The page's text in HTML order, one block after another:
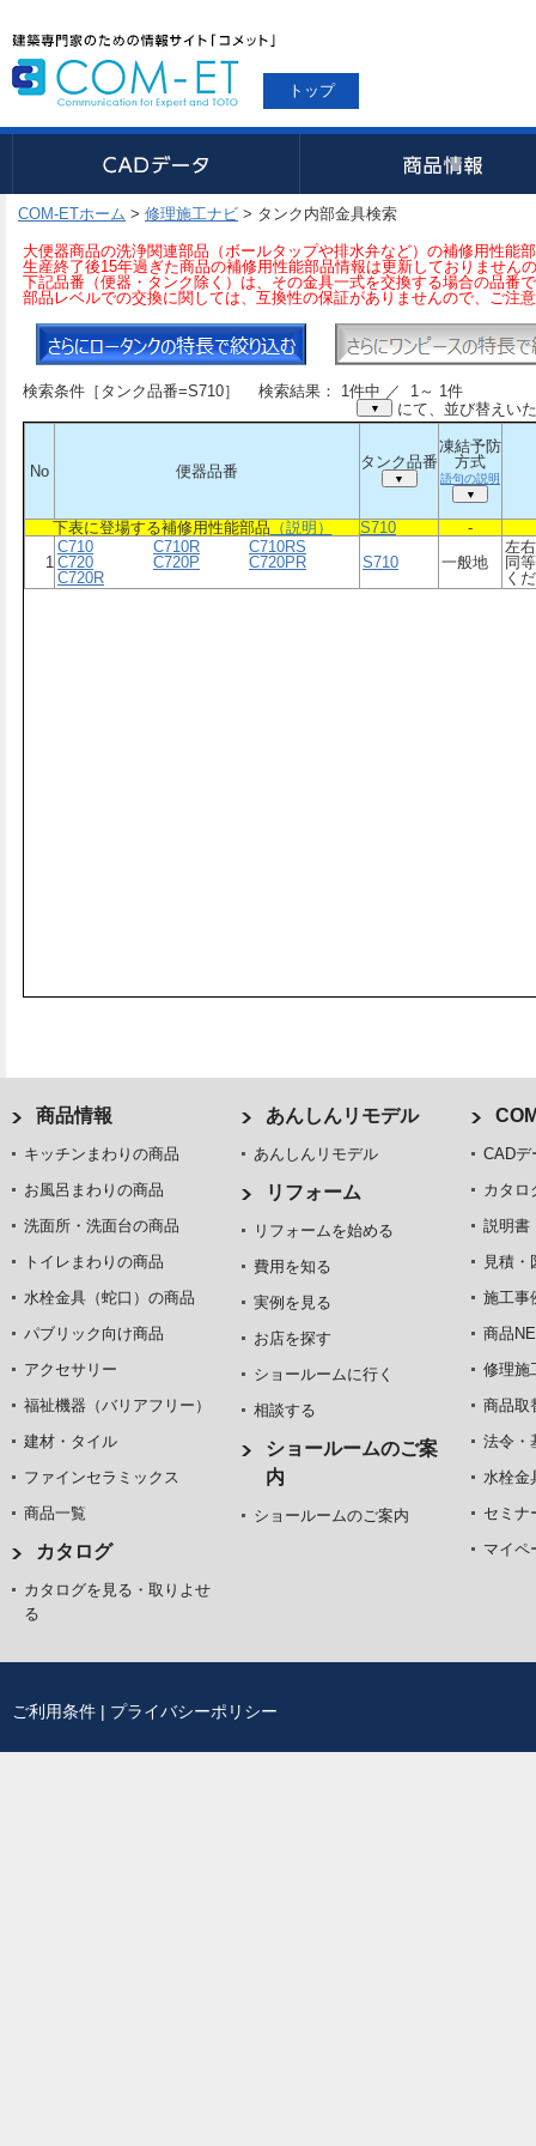
トップ
COM-ETホーム > 修理施工ナビ > タンク内部金具検索
大便器商品の洗浄関連部品（ボールタップや排水弁など）の補修用性能
生産終了後15年過ぎた商品の補修用性能部品情報は更新しておりません
下記品番（便器・タンク除く）は、その金具一式を交換する場合の品番
部品レベルでの交換に関しては、互換性の保証がありませんので、ご注
検索条件［タンク品番=S710］ 検索結果： 1件中 ／ 1～ 1件
にて、並び替えい
No 便器品番
タンク品番
凍結予防
方式
語句の説明
No 便器品番
タンク品番
凍結予防
方式
語句の説明
No 便器品番
タンク品番
凍結予防
方式
語句の説明
下表に登場する補修用性能部品 （説明） S710
-
1
C710 C710R
C710RS
C720
C720P
C720PR
C720R
S710 一般地
左
同
く
No 便器品番
タンク品番
凍結予防
方式
語句の説明
下表に登場する補修用性能部品 （説明） S710
-
1
C710 C710R
C710RS
C720
C720P
C720PR
C720R
S710 一般地
左
同
く
商品情報
キッチンまわりの商品
お風呂まわりの商品
洗面所・洗面台の商品
トイレまわりの商品
水栓金具（蛇口）の商品
パブリック向け商品
アクセサリー
福祉機器（バリアフリー）
建材・タイル
ファインセラミックス
商品一覧
カタログ
カタログを見る・取りよせ
る
あんしんリモデル
あんしんリモデル
リフォーム
リフォームを始める
費用を知る
実例を見る
お店を探す
ショールームに行く
相談する
ショールームのご案
内
ショールームのご案内
CADデ
カタロ
説明書
見積・
施工事
商品
修理施
商品取
法令・
水栓金
セミナ
マイペ
ご利用条件 | プライバシーポリシー